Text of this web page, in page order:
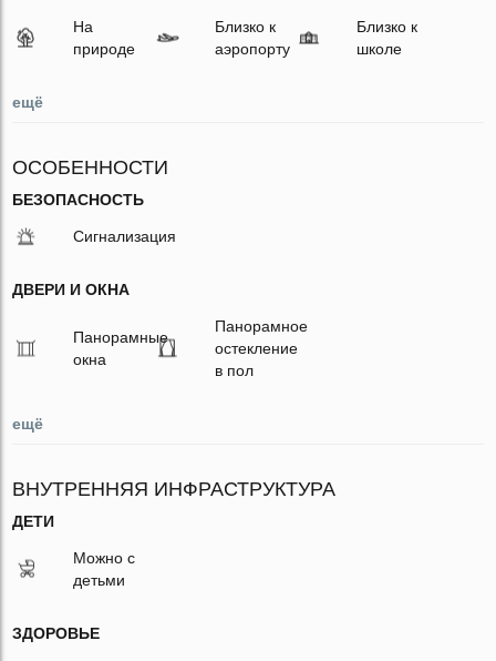
На
природе
Близко к
аэропорту
Близко к
школе
ещё
ОСОБЕННОСТИ
БЕЗОПАСНОСТЬ
Сигнализация
ДВЕРИ И ОКНА
Панорамные
окна
Панорамное
остекление
в пол
ещё
ВНУТРЕННЯЯ ИНФРАСТРУКТУРА
ДЕТИ
Можно с
детьми
ЗДОРОВЬЕ